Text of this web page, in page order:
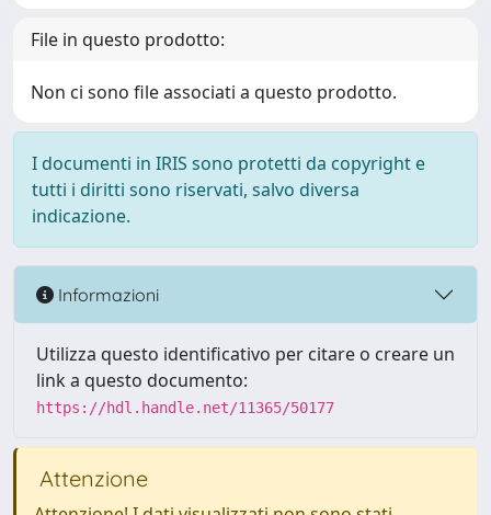
File in questo prodotto:
Non ci sono file associati a questo prodotto.
I documenti in IRIS sono protetti da copyright e
tutti i diritti sono riservati, salvo diversa
indicazione.
Informazioni
Utilizza questo identificativo per citare o creare un
link a questo documento:
https://hdl.handle.net/11365/50177
Attenzione